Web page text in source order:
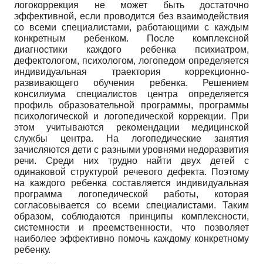
логокоррекция не может быть достаточно
эффективной, если проводится без взаимодействия
со всеми специалистами, работающими с каждым
конкретным ребенком. После комплексной
диагностики каждого ребенка психиатром,
дефектологом, психологом, логопедом определяется
индивидуальная траектория коррекционно-
развивающего обучения ребенка. Решением
консилиума специалистов центра определяется
профиль образовательной программы, программы
психологической и логопедической коррекции. При
этом учитываются рекомендации медицинской
службы центра. На логопедические занятия
зачисляются дети с разными уровнями недоразвития
речи. Среди них трудно найти двух детей с
одинаковой структурой речевого дефекта. Поэтому
на каждого ребенка составляется индивидуальная
программа логопедической работы, которая
согласовывается со всеми специалистами. Таким
образом, соблюдаются принципы комплексности,
системности и преемственности, что позволяет
наиболее эффективно помочь каждому конкретному
ребенку.